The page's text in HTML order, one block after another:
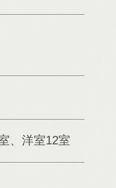
、洋室12室